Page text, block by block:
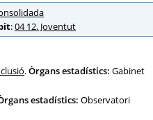
:04 12. Joventut
.Òrgans estadístics: Gabinet
estadístics: Observatori